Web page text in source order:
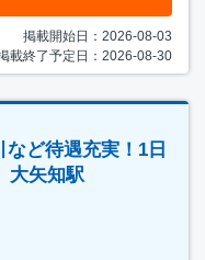
掲載開始日：2026-08-03
載終了予定日：2026-08-30
など待遇充実！1日
大矢知駅